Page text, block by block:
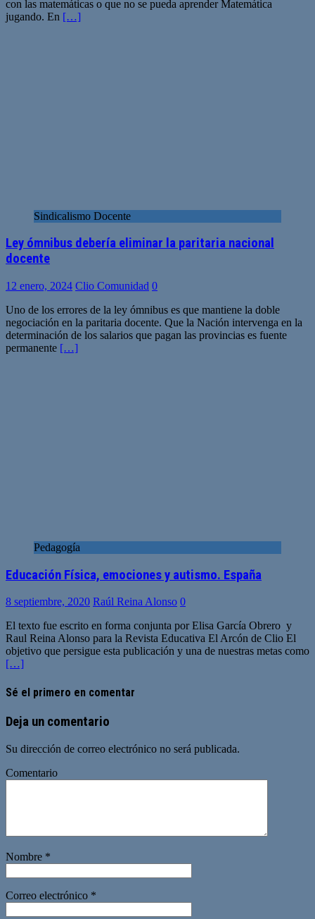
con las matemáticas o que no se pueda aprender Matemática
jugando. En […]
Sindicalismo Docente
Ley ómnibus debería eliminar la paritaria nacional
docente
12 enero, 2024 Clio Comunidad 0
Uno de los errores de la ley ómnibus es que mantiene la doble
negociación en la paritaria docente. Que la Nación intervenga en la
determinación de los salarios que pagan las provincias es fuente
permanente […]
Pedagogía
Educación Física, emociones y autismo. España
8 septiembre, 2020 Raúl Reina Alonso 0
El texto fue escrito en forma conjunta por Elisa García Obrero y
Raul Reina Alonso para la Revista Educativa El Arcón de Clio El
objetivo que persigue esta publicación y una de nuestras metas como
[…]
Sé el primero en comentar
Deja un comentario
Su dirección de correo electrónico no será publicada.
Comentario
Nombre *
Correo electrónico *